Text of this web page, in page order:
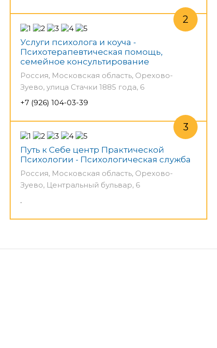
Услуги психолога и коуча -
Психотерапевтическая помощь,
семейное консультирование
Россия, Московская область, Орехово-
Зуево, улица Стачки 1885 года, 6
+7 (926) 104-03-39
Путь к Себе центр Практической
Психологии - Психологическая служба
Россия, Московская область, Орехово-
Зуево, Центральный бульвар, 6
.